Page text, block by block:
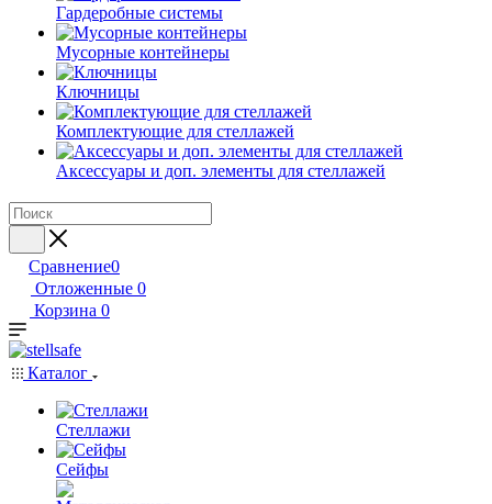
Гардеробные системы
Мусорные контейнеры
Ключницы
Комплектующие для стеллажей
Аксессуары и доп. элементы для стеллажей
Сравнение0
Отложенные 0
Корзина 0
Каталог
Стеллажи
Сейфы